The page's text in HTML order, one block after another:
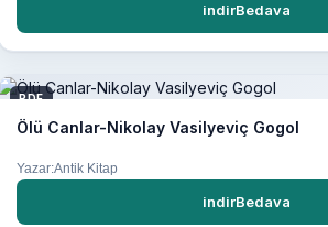
indirBedava
PDF
Ölü Canlar-Nikolay Vasilyeviç Gogol
Yazar:Antik Kitap
indirBedava